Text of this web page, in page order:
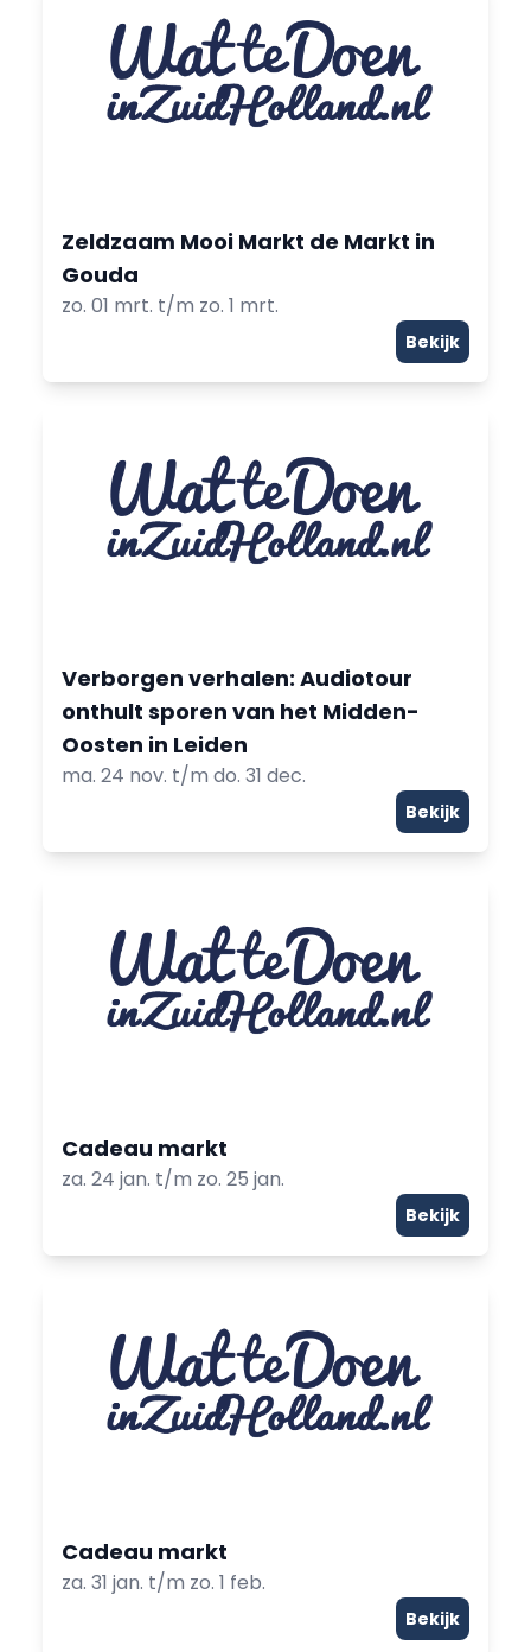
Zeldzaam Mooi Markt de Markt in
Gouda
zo. 01 mrt. t/m zo. 1 mrt.
Bekijk
Verborgen verhalen: Audiotour
onthult sporen van het Midden-
Oosten in Leiden
ma. 24 nov. t/m do. 31 dec.
Bekijk
Cadeau markt
za. 24 jan. t/m zo. 25 jan.
Bekijk
Cadeau markt
za. 31 jan. t/m zo. 1 feb.
Bekijk